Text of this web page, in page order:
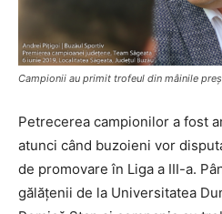
Campionii au primit trofeul din mâinile
Petrecerea campionilor a fost
atunci când buzoieni vor
de promovare în Liga a III-a.
gălăţenii de la Universitatea